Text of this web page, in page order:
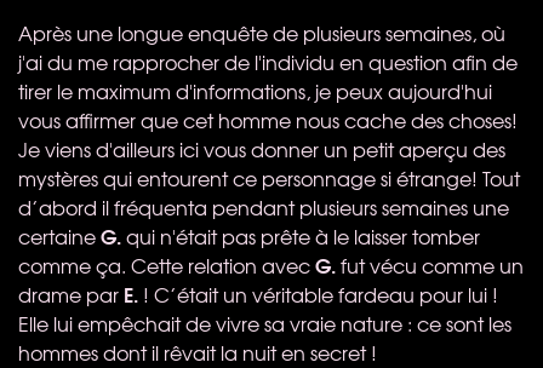
Après une longue enquête de plusieurs semaines, où
j'ai du me rapprocher de l'individu en question afin de
tirer le maximum d'informations, je peux aujourd'hui
vous affirmer que cet homme nous cache des choses!
Je viens d'ailleurs ici vous donner un petit aperçu des
mystères qui entourent ce personnage si étrange! Tout
d’abord il fréquenta pendant plusieurs semaines une
certaineG.qui n'était pas prête à le laisser tomber
comme ça. Cette relation avecG.fut vécu comme un
drame par E. ! C’était un véritable fardeau pour lui !
Elle lui empêchait de vivre sa vraie nature : ce sont les
hommes dont il rêvait la nuit en secret !